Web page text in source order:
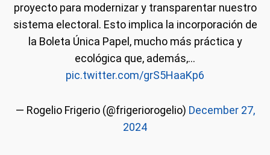
proyecto para modernizar y transparentar nuestro
sistema electoral. Esto implica la incorporación de
la Boleta Única Papel, mucho más práctica y
ecológica que, además,…
pic.twitter.com/grS5HaaKp6
— Rogelio Frigerio (@frigeriorogelio) December 27,
2024